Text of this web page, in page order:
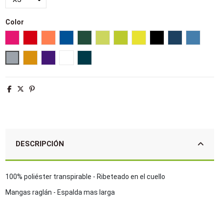
Color
DESCRIPCIÓN
100% poliéster transpirable - Ribeteado en el cuello
Mangas raglán - Espalda mas larga